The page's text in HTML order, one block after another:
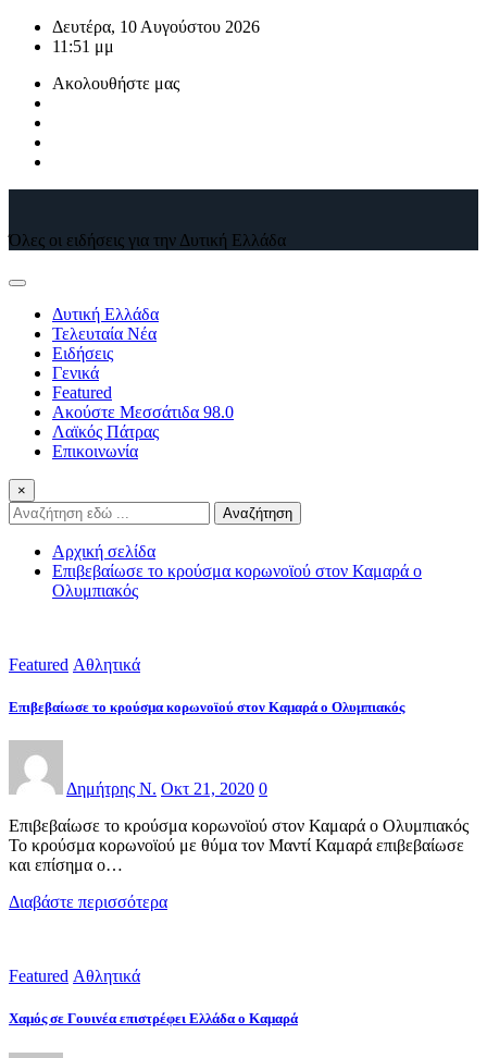
ΜετάβασηΔευτέρα, 10 Αυγούστου 2026
11:51 μμ
Ακολουθήστε μας
Όλες οι ειδήσεις για την Δυτική Ελλάδα
Δυτική Ελλάδα
Τελευταία Νέα
Ειδήσεις
Γενικά
Featured
Ακούστε Μεσσάτιδα 98.0
Λαϊκός Πάτρας
Επικοινωνία
×
Αναζήτηση
Αρχική σελίδα
Επιβεβαίωσε το κρούσμα κορωνοϊού στον Καμαρά ο
Ολυμπιακός
Featured Αθλητικά
Επιβεβαίωσε το κρούσμα κορωνοϊού στον Καμαρά ο Ολυμπιακός
Δημήτρης Ν. Οκτ 21, 2020 0
Επιβεβαίωσε το κρούσμα κορωνοϊού στον Καμαρά ο Ολυμπιακός
Το κρούσμα κορωνοϊού με θύμα τον Μαντί Καμαρά επιβεβαίωσε
και επίσημα ο…
Διαβάστε περισσότερα
Featured Αθλητικά
Χαμός σε Γουινέα επιστρέφει Ελλάδα ο Καμαρά